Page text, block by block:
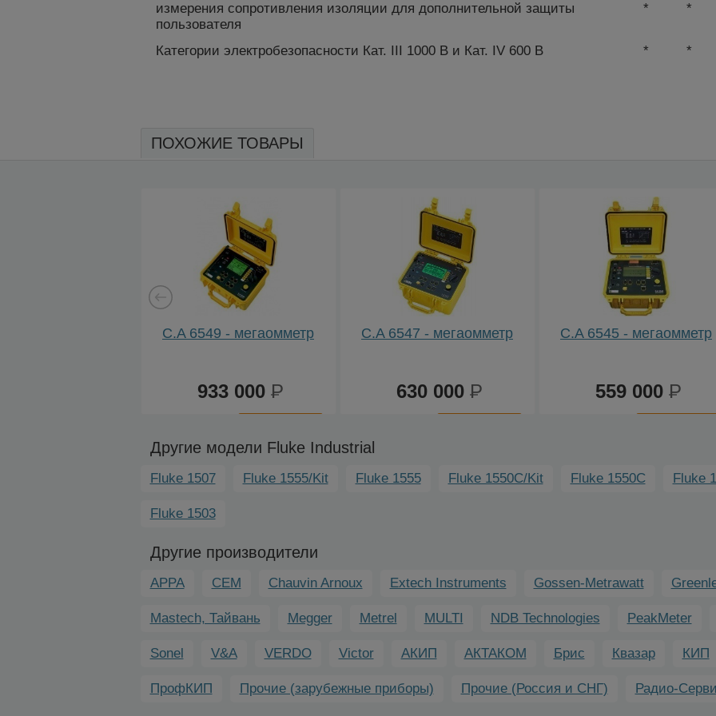
измерения сопротивления изоляции для дополнительной защиты
пользователя
* *
Категории электробезопасности Кат. III 1000 В и Кат. IV 600 В * *
ПОХОЖИЕ ТОВАРЫ
C.A 6549 - мегаомметр
933 000Р
C.A 6547 - мегаомметр
630 000Р
сравнению
C.A 6545 - мегаомметр
559 000Р
Другие модели Fluke Industrial
Fluke 1507 Fluke 1555/Kit Fluke 1555 Fluke 1550C/Kit Fluke 1550C Fluke
Fluke 1503
Другие производители
APPA CEM Chauvin Arnoux Extech Instruments Gossen-Metrawatt
Mastech, Тайвань Megger Metrel MULTI NDB Technologies PeakMeter
Sonel V&A VERDO Victor АКИП АКТАКОМ Брис Квазар КИП
ПрофКИП Прочие (зарубежные приборы) Прочие (Россия и СНГ) Радио-